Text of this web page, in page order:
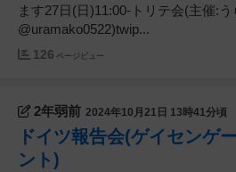
ます27日(日)11:00-トリテ会(主催:う
@uramako0522)twip...
126 ページビュー
2年弱前 2024年10月21日 13時41分頃
ドイツ報告会(ゲイセンゲ
ント)